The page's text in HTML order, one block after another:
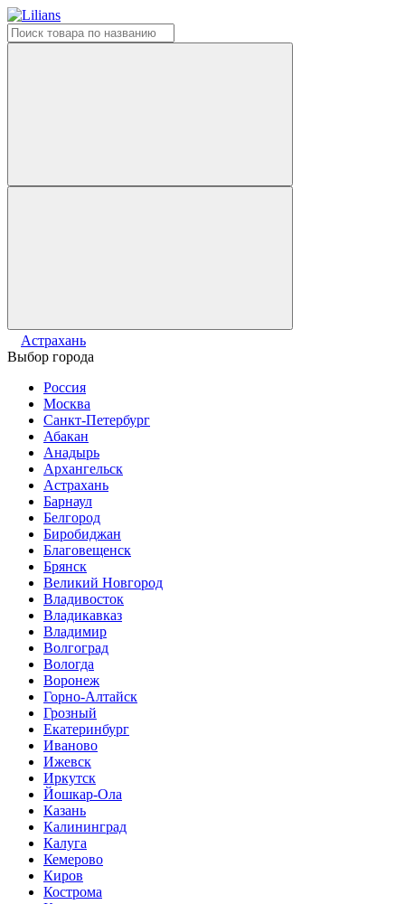
Астрахань
Выбор города
Россия
Москва
Санкт-Петербург
Абакан
Анадырь
Архангельск
Астрахань
Барнаул
Белгород
Биробиджан
Благовещенск
Брянск
Великий Новгород
Владивосток
Владикавказ
Владимир
Волгоград
Вологда
Воронеж
Горно-Алтайск
Грозный
Екатеринбург
Иваново
Ижевск
Иркутск
Йошкар-Ола
Казань
Калининград
Калуга
Кемерово
Киров
Кострома